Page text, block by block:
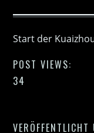
Start der
POST VIEWS:
34
VERÖFFENTLICHT